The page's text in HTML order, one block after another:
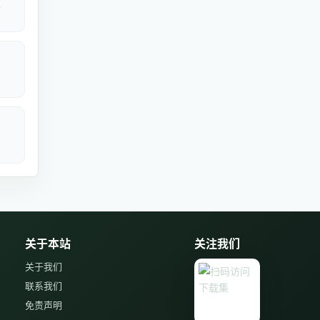
关于本站
关于我们
联系我们
免责声明
关注我们